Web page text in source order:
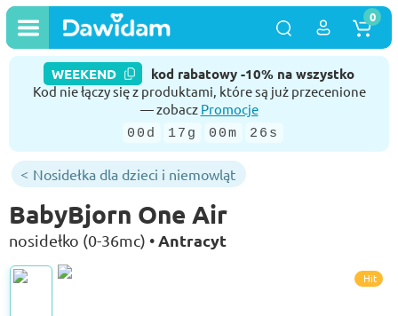
WEEKEND kod rabatowy -10% na wszystko
Kod nie łączy się z produktami, które są już przecenione
— zobacz Promocje
00d 17g 00m 26s
0
Nosidełka dla dzieci i niemowląt
BabyBjorn One Air
nosidełko (0-36mc) •Antracyt
Hit